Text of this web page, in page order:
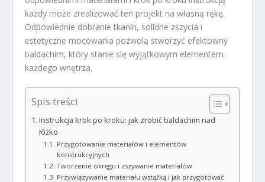
każdy może zrealizować ten projekt na własną rękę.
Odpowiednie dobranie tkanin, solidne zszycia i
estetyczne mocowania pozwolą stworzyć efektowny
baldachim, który stanie się wyjątkowym elementem
każdego wnętrza.
Spis treści
Instrukcja krok po kroku: jak zrobić baldachim nad
łóżko
Przygotowanie materiałów i elementów
konstrukcyjnych
Tworzenie okręgu i zszywanie materiałów
Przywiązywanie materiału wstążką i jak przygotować